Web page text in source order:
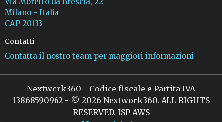
Milano - Italia
CAP 20133
Contatti
Contatta il nostro team per maggiori informazioni
Nextwork360 - Codice fiscale e Partita IVA
13868590962 - © 2026 Nextwork360. ALL RIGHTS
RESERVED. ISP AWS